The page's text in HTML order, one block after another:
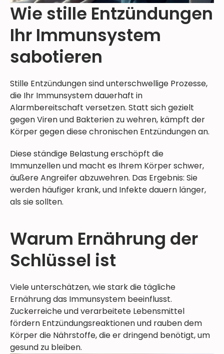
Wie stille Entzündungen
Ihr Immunsystem
sabotieren
Stille Entzündungen sind unterschwellige Prozesse,
die Ihr Immunsystem dauerhaft in
Alarmbereitschaft versetzen. Statt sich gezielt
gegen Viren und Bakterien zu wehren, kämpft der
Körper gegen diese chronischen Entzündungen an.
Diese ständige Belastung erschöpft die
Immunzellen und macht es Ihrem Körper schwer,
äußere Angreifer abzuwehren. Das Ergebnis: Sie
werden häufiger krank, und Infekte dauern länger,
als sie sollten.
Warum Ernährung der
Schlüssel ist
Viele unterschätzen, wie stark die tägliche
Ernährung das Immunsystem beeinflusst.
Zuckerreiche und verarbeitete Lebensmittel
fördern Entzündungsreaktionen und rauben dem
Körper die Nährstoffe, die er dringend benötigt, um
gesund zu bleiben.